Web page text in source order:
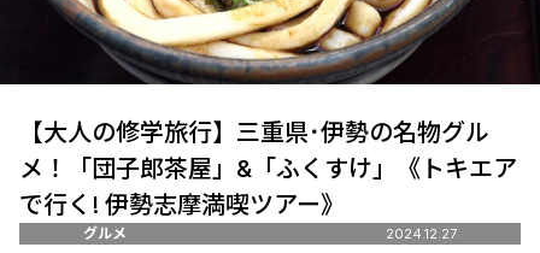
【大人の修学旅行】三重県･伊勢の名物グル
メ！「団子郎茶屋」&「ふくすけ」《トキエア
で行く! 伊勢志摩満喫ツアー》
グルメ 2024.12.27